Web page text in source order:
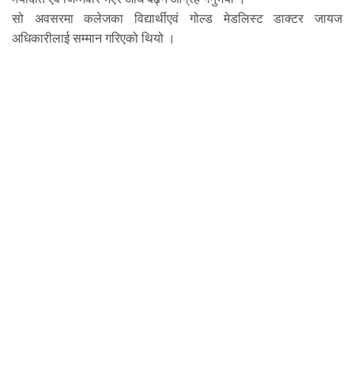
सो अवसरमा कलेजका विद्यार्थीएवं गोल्ड मेडलिस्ट डाक्टर जायज
अधिकारीलाई सम्मान गरिएको थियो ।